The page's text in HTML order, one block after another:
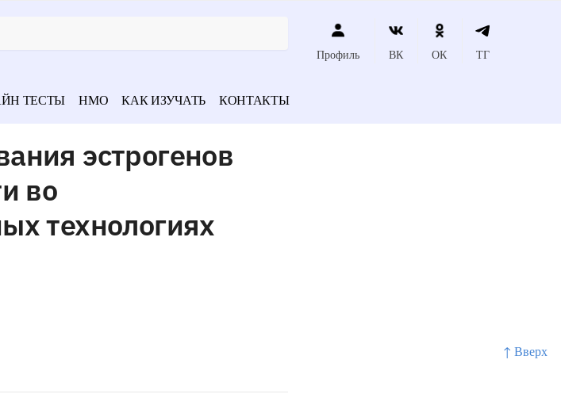
↑ Вверх
Профиль ВК ОК ТГ
ТЕСТЫ НМО КАК ИЗУЧАТЬ КОНТАКТЫ
эстрогенов
во
технологиях